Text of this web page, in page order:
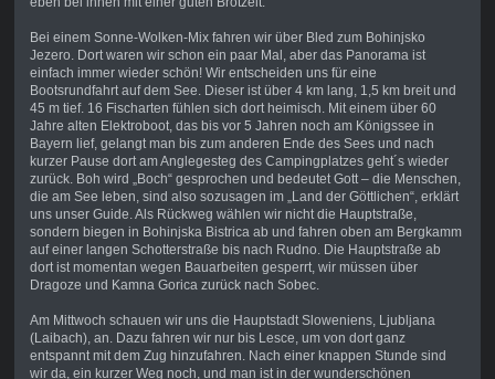
Bei einem Sonne-Wolken-Mix fahren wir über Bled zum Bohinjsko
Jezero. Dort waren wir schon ein paar Mal, aber das Panorama ist
einfach immer wieder schön! Wir entscheiden uns für eine
Bootsrundfahrt auf dem See. Dieser ist über 4 km lang, 1,5 km breit und
45 m tief. 16 Fischarten fühlen sich dort heimisch. Mit einem über 60
Jahre alten Elektroboot, das bis vor 5 Jahren noch am Königssee in
Bayern lief, gelangt man bis zum anderen Ende des Sees und nach
kurzer Pause dort am Anglegesteg des Campingplatzes geht´s wieder
zurück. Boh wird „Boch“ gesprochen und bedeutet Gott – die Menschen,
die am See leben, sind also sozusagen im „Land der Göttlichen“, erklärt
uns unser Guide. Als Rückweg wählen wir nicht die Hauptstraße,
sondern biegen in Bohinjska Bistrica ab und fahren oben am Bergkamm
auf einer langen Schotterstraße bis nach Rudno. Die Hauptstraße ab
dort ist momentan wegen Bauarbeiten gesperrt, wir müssen über
Dragoze und Kamna Gorica zurück nach Sobec.
Am Mittwoch schauen wir uns die Hauptstadt Sloweniens, Ljubljana
(Laibach), an. Dazu fahren wir nur bis Lesce, um von dort ganz
entspannt mit dem Zug hinzufahren. Nach einer knappen Stunde sind
wir da, ein kurzer Weg noch, und man ist in der wunderschönen